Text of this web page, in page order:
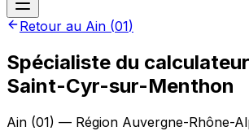
Retour au Ain (01)
Spécialiste du
Saint-Cyr-sur-Menthon
Ain (01) — Région Auvergne-Rhône-